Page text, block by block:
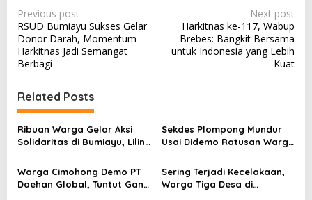
P
o
s
t
n
a
v
i
g
a
Previous post
RSUD Bumiayu Sukses Gelar
Donor Darah, Momentum
Harkitnas Jadi Semangat
Berbagi
Next post
Harkitnas ke-117, Wabup
Brebes: Bangkit Bersama
untuk Indonesia yang Lebih
Kuat
Related Posts
Ribuan Warga Gelar Aksi
Solidaritas di Bumiayu, Lilin
untuk Affan Kurniawan
Sekdes Plompong Mundur
Usai Didemo Ratusan Warga
Warga Cimohong Demo PT
Daehan Global, Tuntut Ganti
Sering Terjadi Kecelakaan,
Warga Tiga Desa di